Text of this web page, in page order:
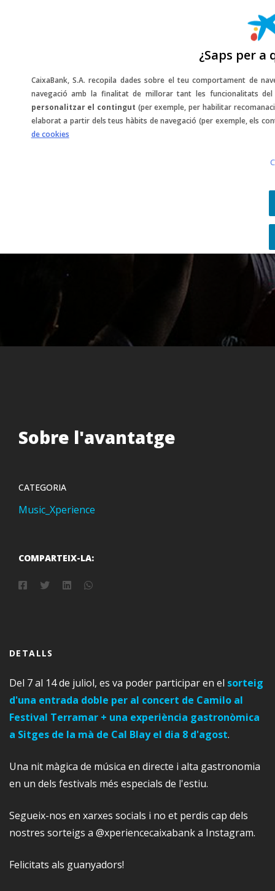
¿Saps per a
CaixaBank, S.A. recopila dades sobre el teu comportament de
navegació amb la finalitat de millorar tant les funcionalitats
personalitzar el contingut (per exemple, per habilitar
elaborat a partir dels teus hàbits de navegació (per exemple, els
de cookies
SORTEIG
Sobre l'avantatge
CATEGORIA
Music_Xperience
COMPARTEIX-LA:
DETALLS
Del 7 al 14 de juliol, es va poder participar en el sorteig
d'una entrada doble per al concert de Camilo al
Festival Terramar + una experiència gastronòmica
a Sitges de la mà de Cal Blay el dia 8 d'agost.
Una nit màgica de música en directe i alta gastronomia
en un dels festivals més especials de l'estiu.
Segueix-nos en xarxes socials i no et perdis cap dels
nostres sorteigs a @xperiencecaixabank a Instagram.
Felicitats als guanyadors!